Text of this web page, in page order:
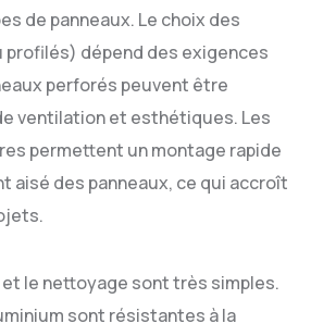
de panneaux. Le choix des
profilés) dépend des exigences
perforés peuvent être
ventilation et esthétiques. Les
permettent un montage rapide
aisé des panneaux, ce qui accroît
le nettoyage sont très simples.
sont résistantes à la